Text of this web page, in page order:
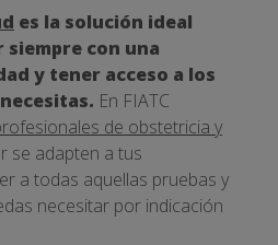
es la solución ideal
con una
y tener acceso a los
En FIATC
de obstetricia y
se adapten a tus
a todas aquellas pruebas y
necesitar por indicación